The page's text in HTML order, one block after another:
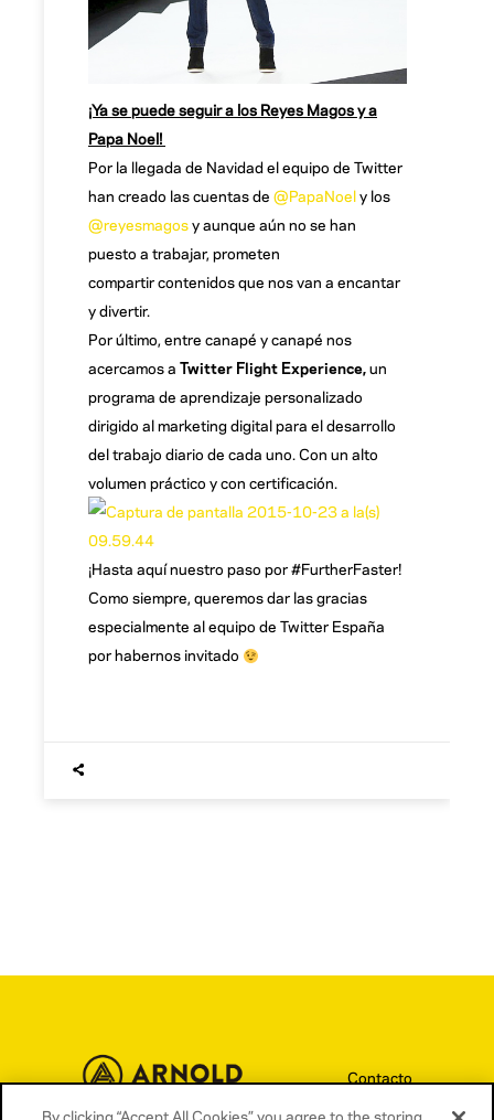
¡Ya se puede seguir a los Reyes Magos y a
Papa Noel!
Por la llegada de Navidad el equipo de Twitter
han creado las cuentas de @PapaNoely los
@reyesmagosy aunque aún no se han
puesto a trabajar, prometen
compartir contenidos que nos van a encantar
y divertir.
Por último, entre canapé y canapé nos
acercamos a Twitter Flight Experience,un
programa de aprendizaje personalizado
dirigido al marketing digital para el desarrollo
del trabajo diario de cada uno. Con un alto
volumen práctico y con certificación.
¡Hasta aquí nuestro paso por #FurtherFaster!
Como siempre, queremos dar las gracias
especialmente al equipo de Twitter España
por habernos invitado
Contacto
Términos y condiciones
By clicking “Accept All Cookies”, you agree to the storing